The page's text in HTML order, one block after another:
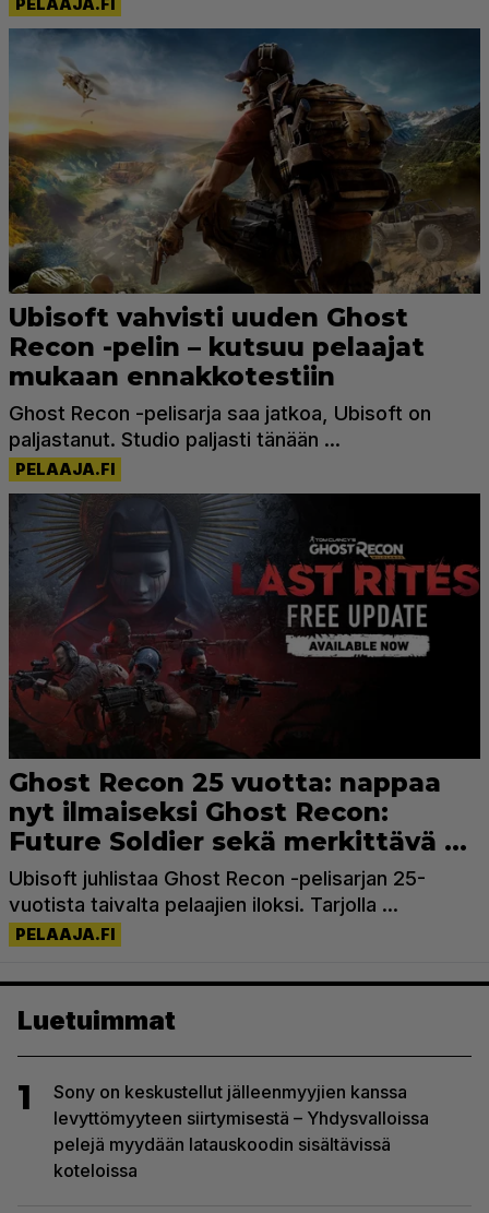
Luetuimmat
1
Sony on keskustellut jälleenmyyjien kanssa
levyttömyyteen siirtymisestä – Yhdysvalloissa
pelejä myydään latauskoodin sisältävissä
koteloissa